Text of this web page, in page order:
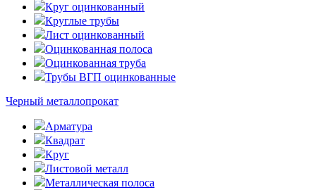
Круг оцинкованный
Круглые трубы
Лист оцинкованный
Оцинкованная полоса
Оцинкованная труба
Трубы ВГП оцинкованные
Черный металлопрокат
Арматура
Квадрат
Круг
Листовой металл
Металлическая полоса